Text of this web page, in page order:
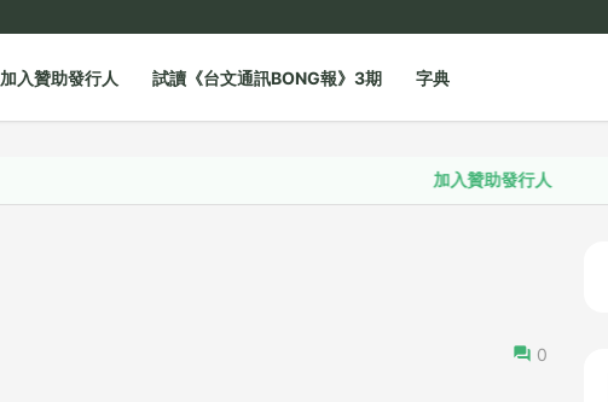
加入贊助發行人 試讀《台文通訊BONG報》3期 字典
加入贊助發行人
0